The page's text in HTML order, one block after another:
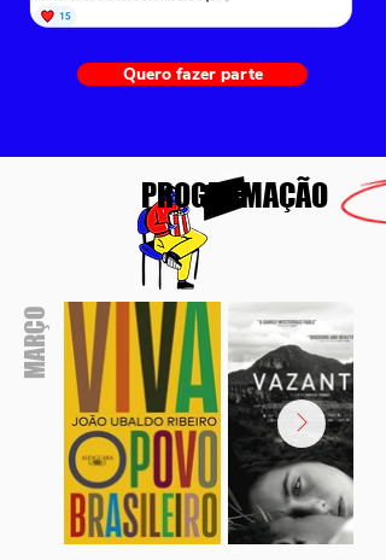
Quero fazer parte
PROGRAMAÇÃO
MARÇO